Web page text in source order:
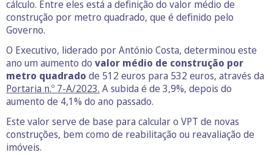
cálculo. Entre eles está a definição do valor médio de
construção por metro quadrado, que é definido pelo
Governo.
O Executivo, liderado por António Costa, determinou este
ano um aumento do valor médio de construção por
metro quadrado de 512 euros para 532 euros, através da
Portaria n.º 7-A/2023. A subida é de 3,9%, depois do
aumento de 4,1% do ano passado.
Este valor serve de base para calcular o VPT de novas
construções, bem como de reabilitação ou reavaliação de
imóveis.